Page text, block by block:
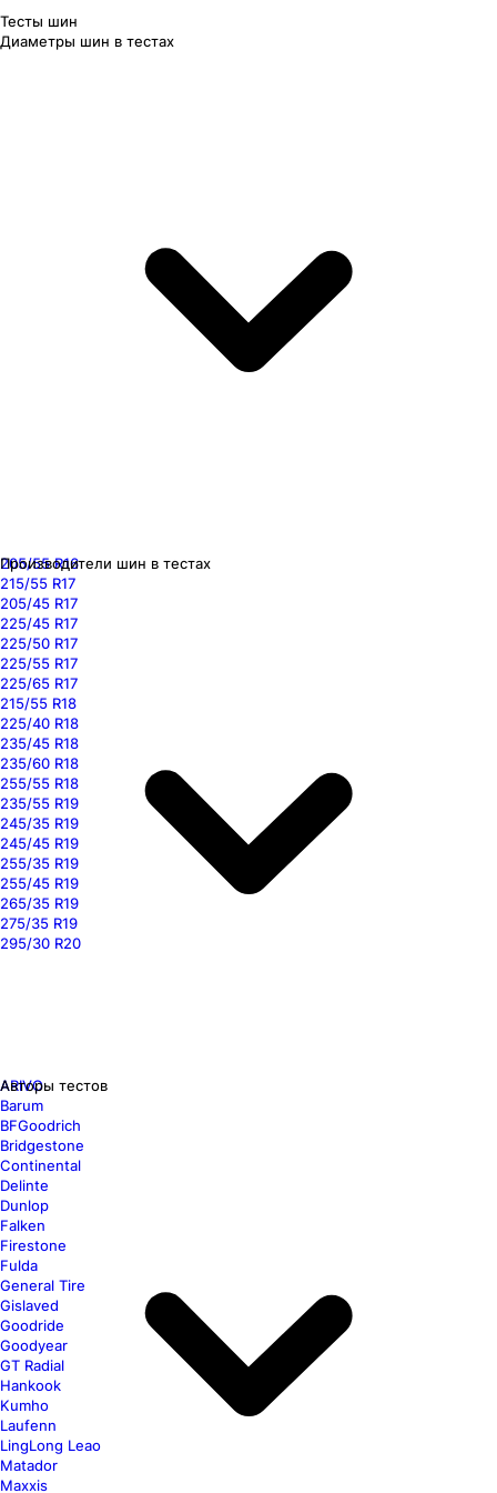
Тесты шин
Диаметры шин в тестах
205/55 R16
215/55 R17
205/45 R17
225/45 R17
225/50 R17
225/55 R17
225/65 R17
215/55 R18
225/40 R18
235/45 R18
235/60 R18
255/55 R18
235/55 R19
245/35 R19
245/45 R19
255/35 R19
255/45 R19
265/35 R19
275/35 R19
295/30 R20
Производители шин в тестах
ARIVO
Barum
BFGoodrich
Bridgestone
Continental
Delinte
Dunlop
Falken
Firestone
Fulda
General Tire
Gislaved
Goodride
Goodyear
GT Radial
Hankook
Kumho
Laufenn
LingLong Leao
Matador
Maxxis
Авторы тестов